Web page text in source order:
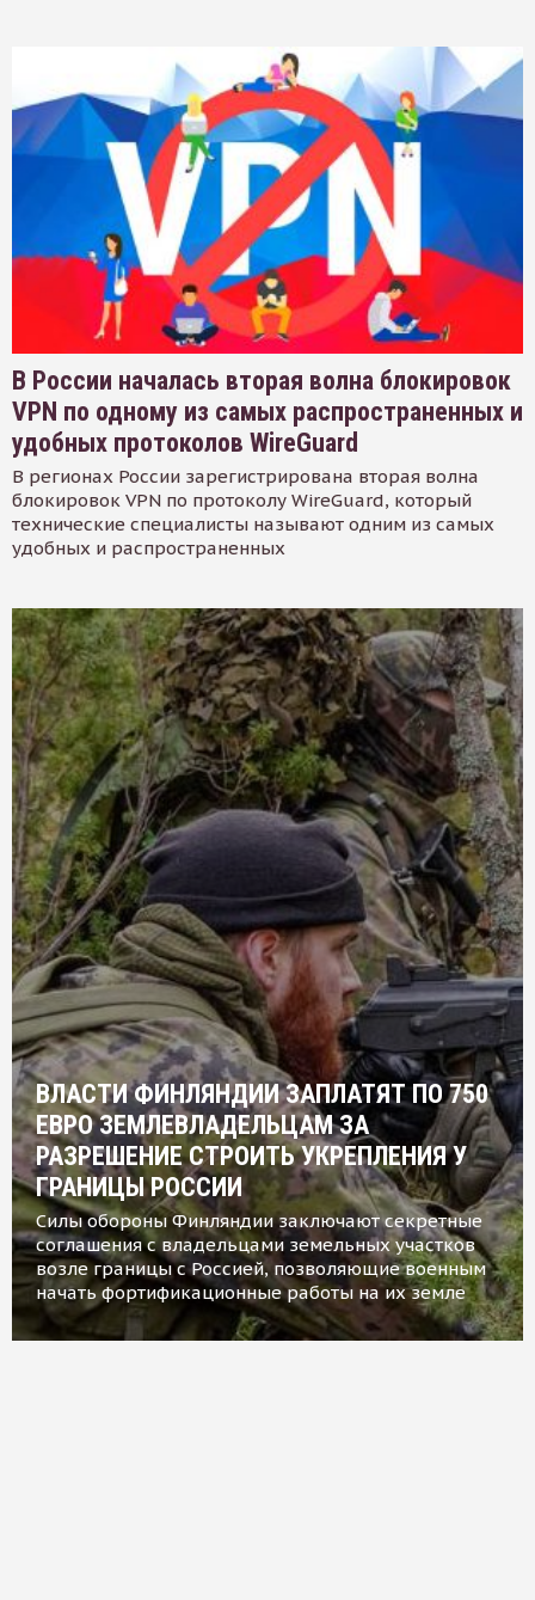
В России началась вторая волна блокировок
VPN по одному из самых распространенных и
удобных протоколов WireGuard
В регионах России зарегистрирована вторая волна
блокировок VPN по протоколу WireGuard, который
технические специалисты называют одним из самых
удобных и распространенных
ВЛАСТИ ФИНЛЯНДИИ ЗАПЛАТЯТ ПО 750
ЕВРО ЗЕМЛЕВЛАДЕЛЬЦАМ ЗА
РАЗРЕШЕНИЕ СТРОИТЬ УКРЕПЛЕНИЯ У
ГРАНИЦЫ РОССИИ
Силы обороны Финляндии заключают секретные
соглашения с владельцами земельных участков
возле границы с Россией, позволяющие военным
начать фортификационные работы на их земле